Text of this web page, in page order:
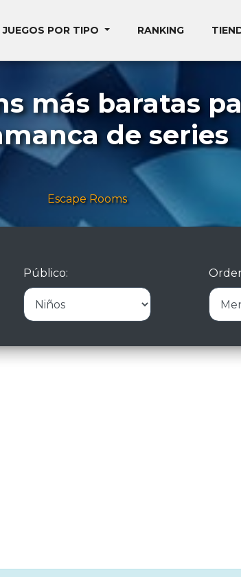
JUEGOS POR TIPO RANKING
más baratas
de series
Escape Rooms
Público: